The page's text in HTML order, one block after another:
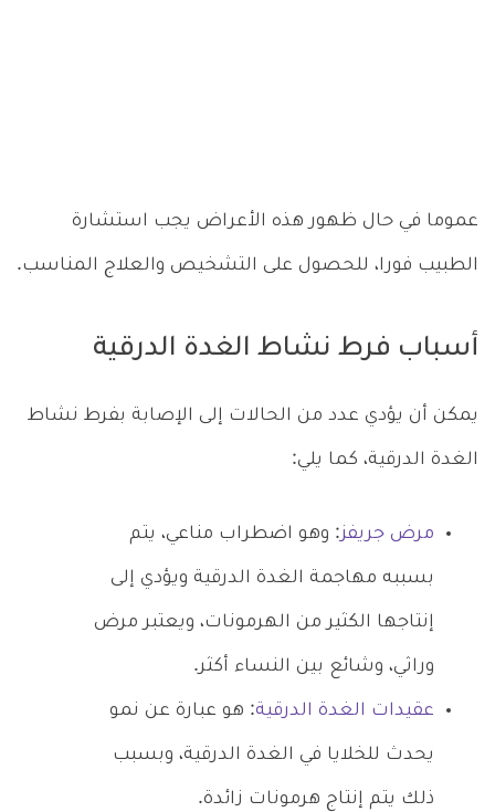
عموما في حال ظهور هذه الأعراض يجب استشارة
الطبيب فورا، للحصول على التشخيص والعلاج المناسب.
أسباب فرط نشاط الغدة الدرقية
يمكن أن يؤدي عدد من الحالات إلى الإصابة بفرط نشاط
الغدة الدرقية، كما يلي:
مرض جريفز: وهو اضطراب مناعي، يتم
بسببه مهاجمة الغدة الدرقية ويؤدي إلى
إنتاجها الكثير من الهرمونات، ويعتبر مرض
وراثي، وشائع بين النساء أكثر.
عقيدات الغدة الدرقية: هو عبارة عن نمو
يحدث للخلايا في الغدة الدرقية، وبسبب
ذلك يتم إنتاج هرمونات زائدة.